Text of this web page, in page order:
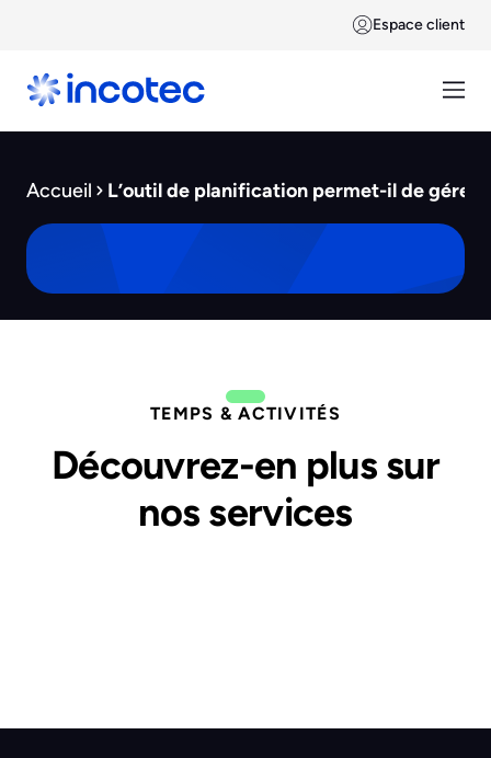
Espace client
Accueil L’outil de planification permet-il de gérer
TEMPS & ACTIVITÉS
Découvrez-en plus sur
nos services